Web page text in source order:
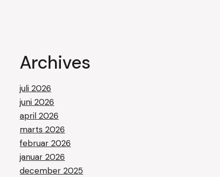
Archives
juli 2026
juni 2026
april 2026
marts 2026
februar 2026
januar 2026
december 2025